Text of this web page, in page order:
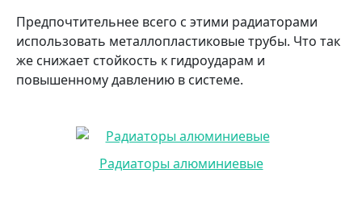
Радиаторы алюминиевые
Предпочтительнее всего с этими радиаторами
использовать металлопластиковые трубы. Что так
же снижает стойкость к гидроударам и
повышенному давлению в системе.